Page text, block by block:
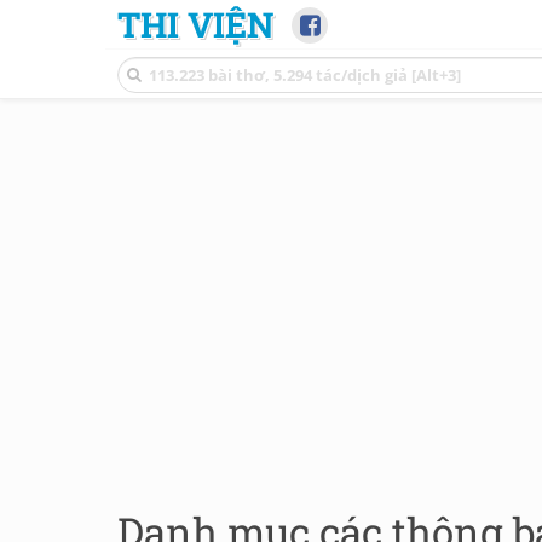
THI VIỆN
Danh mục các thông